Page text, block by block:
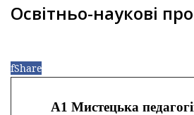
Освітньо-наукові
fShare
А1 Мистецька